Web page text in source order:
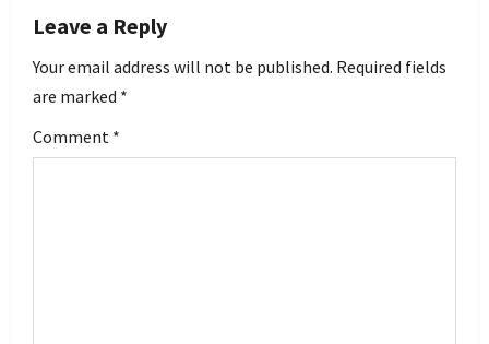
v
i
g
a
Leave a Reply
Your email address will not be published. Required fields
are marked *
Comment *